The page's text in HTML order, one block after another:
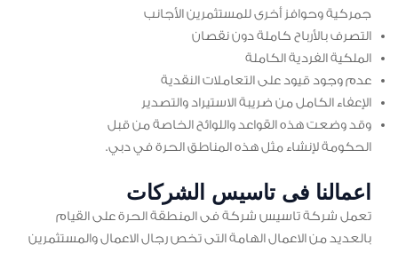
جمركية وحوافز أخرى للمستثمرين الأجانب
التصرف بالأرباح كاملة دون نقصان
الملكية الفردية الكاملة
عدم وجود قيود على التعاملات النقدية
الإعفاء الكامل من ضريبة الاستيراد والتصدير
وقد وضعت هذه القواعد واللوائح الخاصة من قبل
الحكومة لإنشاء مثل هذه المناطق الحرة في دبي.
اعمالنا فى تاسيس الشركات
تعمل شركة تاسيس شركة فى المنطقة الحرة على القيام
بالعديد من الاعمال الهامة التى تخص رجال الاعمال والمستثمرين